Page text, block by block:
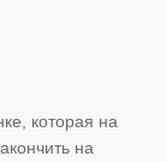
которая на
на